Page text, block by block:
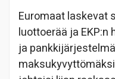
Euromaat laskevat
luottoerää ja
ja